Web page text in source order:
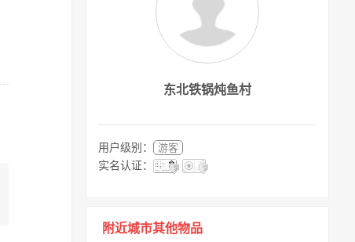
东北铁锅炖鱼村
用户级别：
游客
实名认证：
附近城市其他物品